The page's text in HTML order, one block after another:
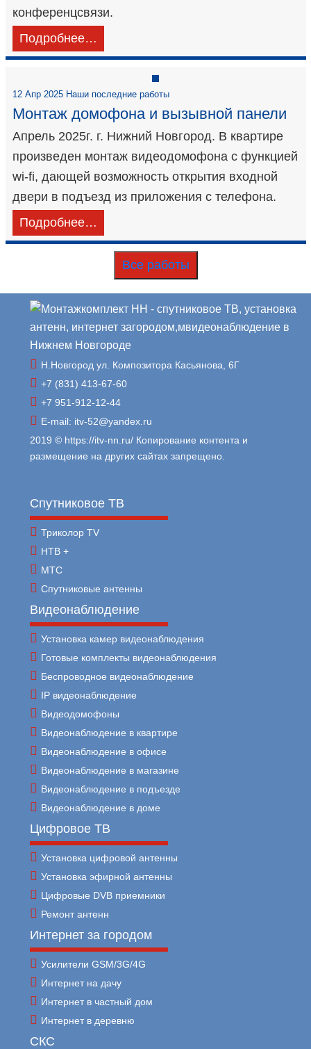
конференцсвязи.
Подробнее…
12 Апр 2025 Наши последние работы
Монтаж домофона и вызывной панели
Апрель 2025г. г. Нижний Новгород. В квартире
произведен монтаж видеодомофона с функцией
wi-fi, дающей возможность открытия входной
двери в подъезд из приложения с телефона.
Подробнее…
Все работы
Н.Новгород ул. Композитора Касьянова, 6Г
+7 (831) 413-67-60
+7 951-912-12-44
E-mail: itv-52@yandex.ru
2019 © https://itv-nn.ru/ Копирование контента и
размещение на других сайтах запрещено.
Спутниковое ТВ
Триколор TV
НТВ +
МТС
Спутниковые антенны
Видеонаблюдение
Установка камер видеонаблюдения
Готовые комплекты видеонаблюдения
Беспроводное видеонаблюдение
IP видеонаблюдение
Видеодомофоны
Видеонаблюдение в квартире
Видеонаблюдение в офисе
Видеонаблюдение в магазине
Видеонаблюдение в подъезде
Видеонаблюдение в доме
Цифровое ТВ
Установка цифровой антенны
Установка эфирной антенны
Цифровые DVB приемники
Ремонт антенн
Интернет за городом
Усилители GSM/3G/4G
Интернет на дачу
Интернет в частный дом
Интернет в деревню
СКС